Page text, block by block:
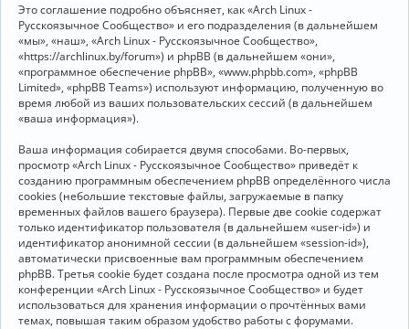
к
и
и
е
н
та
ц
я
Это соглашение подробно объясняет, как «Arch Linux -
Русскоязычное Сообщество» и его подразделения (в дальнейшем
«мы», «наш», «Arch Linux - Русскоязычное Сообщество»,
«https://archlinux.by/forum») и phpBB (в дальнейшем «они»,
«программное обеспечение phpBB», «www.phpbb.com», «phpBB
Limited», «phpBB Teams») используют информацию, полученную во
время любой из ваших пользовательских сессий (в дальнейшем
«ваша информация»).
Ваша информация собирается двумя способами. Во-первых,
просмотр «Arch Linux - Русскоязычное Сообщество» приведёт к
созданию программным обеспечением phpBB определённого числа
cookies (небольшие текстовые файлы, загружаемые в папку
временных файлов вашего браузера). Первые две cookie содержат
только идентификатор пользователя (в дальнейшем «user-id») и
идентификатор анонимной сессии (в дальнейшем «session-id»),
автоматически присвоенные вам программным обеспечением
phpBB. Третья cookie будет создана после просмотра одной из тем
конференции «Arch Linux - Русскоязычное Сообщество» и будет
использоваться для хранения информации о прочтённых вами
темах, повышая таким образом удобство работы с форумами.